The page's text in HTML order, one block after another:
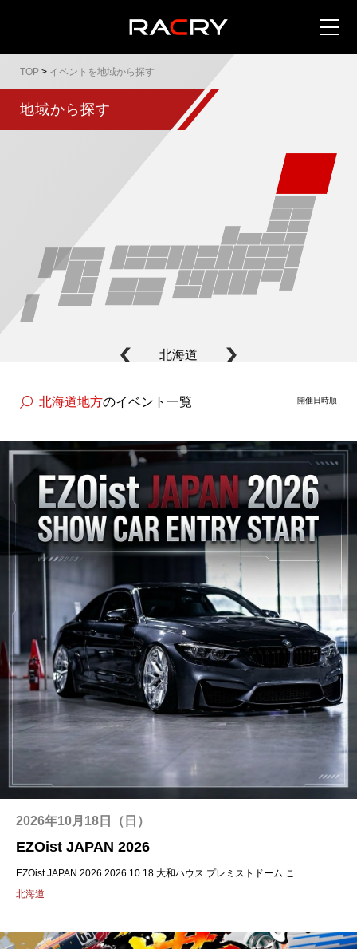
イベントを日程から探す
ショート動画
新規会員登録
ログイン
TOP > イベントを地域から探す
地域から探す
北海道
北海道地方のイベント一覧 開催日時順
2026年10月18日（日）
EZOist JAPAN 2026
EZOist JAPAN 2026 2026.10.18 大和ハウス プレミストドーム こ...
北海道